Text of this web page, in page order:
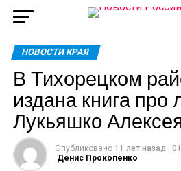
НОВОСТИ КРАЯ
В Тихорецком
издана книга про
Лукьяшко
Опубликовано 11 лет назад ,
Денис Прокопенко